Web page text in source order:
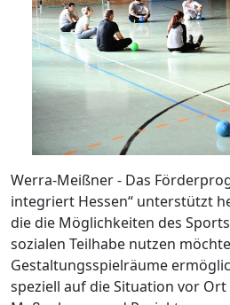
Werra-Meißner - Das
integriert Hessen“ unterstützt
die die Möglichkeiten des
sozialen Teilhabe nutzen
Gestaltungsspielräume
speziell auf die Situation vor